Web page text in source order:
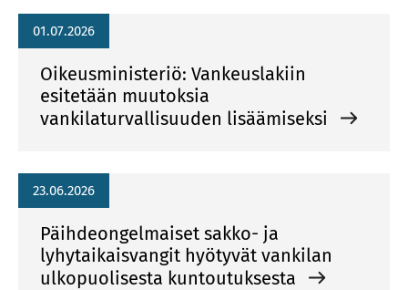
01.07.2026
Oikeusministeriö: Vankeuslakiin
esitetään muutoksia
vankilaturvallisuuden lisäämiseksi
23.06.2026
Päihdeongelmaiset sakko- ja
lyhytaikaisvangit hyötyvät vankilan
ulkopuolisesta kuntoutuksesta